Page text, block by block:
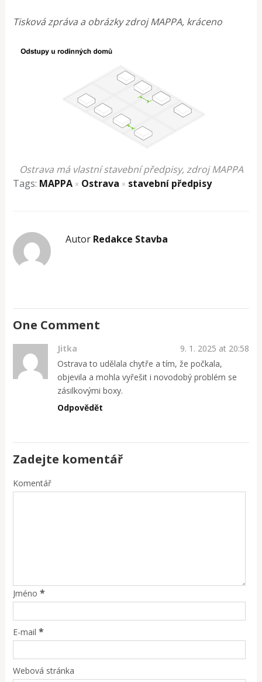
Tisková zpráva a obrázky zdroj MAPPA, kráceno
Ostrava má vlastní stavební předpisy, zdroj MAPPA
Tags: MAPPA × Ostrava × stavební předpisy
Autor Redakce Stavba
One Comment
Jitka
9. 1. 2025 at 20:58
Ostrava to udělala chytře a tím, že počkala,
objevila a mohla vyřešit i novodobý problém se
zásilkovými boxy.
Odpovědět
Zadejte komentář
Komentář
Jméno *
E-mail *
Webová stránka